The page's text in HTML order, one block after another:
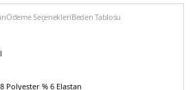
Ödeme SeçenekleriBeden Tablosu
Polyester % 6 Elastan